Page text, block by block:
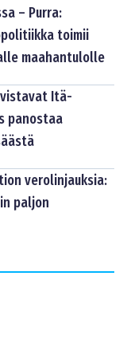
– Purra:
toimii
maahantulolle
Itä-
panostaa
verolinjauksia:
paljon